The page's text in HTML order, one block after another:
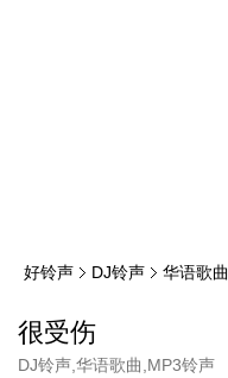
好铃声 DJ铃声 华语歌曲
很受伤
DJ铃声 华语歌曲 MP3铃声